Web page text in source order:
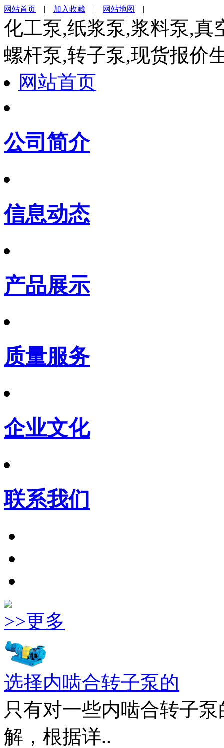
网站首页 | 加入收藏 | 网站地图 |
化工泵,纸浆泵,浆料泵,真
螺杆泵,转子泵,现货报价
网站首页
公司简介
信息动态
产品展示
质量服务
企业文化
联系我们
>>更多
选择内啮合转子泵的
只有对一些内啮合转子
解，根据详..